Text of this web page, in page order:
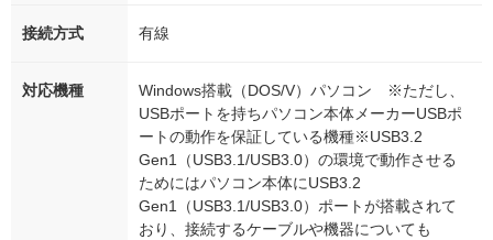
接続方式 有線
対応機種
Windows搭載（DOS/V）パソコン ※ただし、
USBポートを持ちパソコン本体メーカーUSBポ
ートの動作を保証している機種※USB3.2
Gen1（USB3.1/USB3.0）の環境で動作させる
ためにはパソコン本体にUSB3.2
Gen1（USB3.1/USB3.0）ポートが搭載されて
おり、接続するケーブルや機器についても